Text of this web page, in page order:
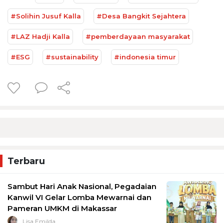
#Solihin Jusuf Kalla #Desa Bangkit Sejahtera
#LAZ Hadji Kalla #pemberdayaan masyarakat
#ESG #sustainability #indonesia timur
Terbaru
Sambut Hari Anak Nasional, Pegadaian
Kanwil VI Gelar Lomba Mewarnai dan
Pameran UMKM di Makassar
Lisa Emilda